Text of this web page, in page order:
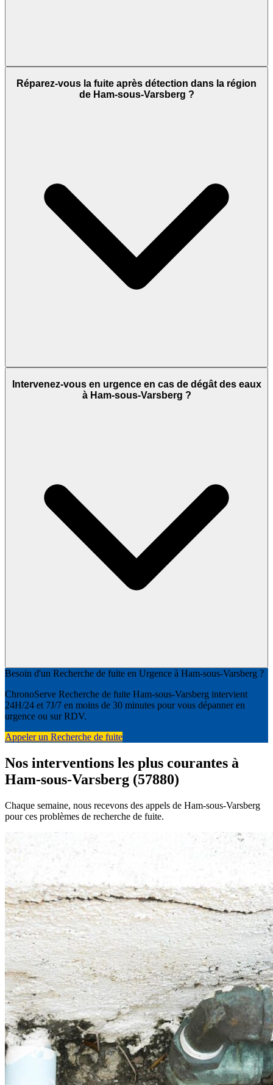
Réparez-vous la fuite après détection dans la région
de Ham-sous-Varsberg ?
Intervenez-vous en urgence en cas de dégât des eaux
à Ham-sous-Varsberg ?
Besoin d'un Recherche de fuite en Urgence à Ham-sous-Varsberg ?
ChronoServe Recherche de fuite Ham-sous-Varsberg intervient
24H/24 et 7J/7 en moins de 30 minutes pour vous dépanner en
urgence ou sur RDV.
Appeler un Recherche de fuite
Nos interventions les plus courantes à
Ham-sous-Varsberg (57880)
Chaque semaine, nous recevons des appels de Ham-sous-Varsberg
pour ces problèmes de recherche de fuite.